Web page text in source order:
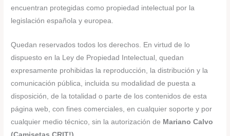
encuentran protegidas como propiedad intelectual por la
legislación española y europea.
Quedan reservados todos los derechos. En virtud de lo
dispuesto en la Ley de Propiedad Intelectual, quedan
expresamente prohibidas la reproducción, la distribución y la
comunicación pública, incluida su modalidad de puesta a
disposición, de la totalidad o parte de los contenidos de esta
página web, con fines comerciales, en cualquier soporte y por
cualquier medio técnico, sin la autorización de Mariano Calvo